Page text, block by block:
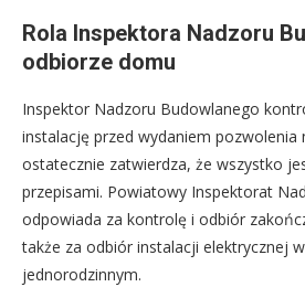
Rola Inspektora Nadzoru
odbiorze domu
Inspektor Nadzoru Budowlanego
instalację przed wydaniem pozwolenia
ostatecznie zatwierdza, że wszystko
przepisami. Powiatowy Inspektorat
odpowiada za kontrolę i odbiór
także za odbiór instalacji elektrycznej
jednorodzinnym.